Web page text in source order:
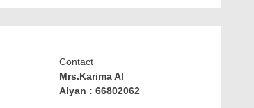
Contact
Mrs.Karima Al
Alyan : 66802062